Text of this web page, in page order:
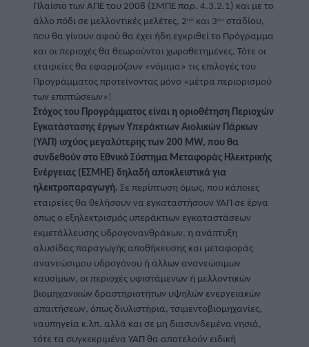
Πλαίσιο των ΑΠΕ του 2008 (ΣΜΠΕ παρ. 4.3.2.1) και με το
άλλο πόδι σε μελλοντικές μελέτες, 2ου και 3ου σταδίου,
που θα γίνουν αφού θα έχει ήδη εγκριθεί το Πρόγραμμα
και οι περιοχές θα θεωρούνται χωροθετημένες. Τότε οι
εταιρείες θα εφαρμόζουν «νόμιμα» τις επιλογές του
Προγράμματος προτείνοντας μόνο «μέτρα περιορισμού
των επιπτώσεων»!
Στόχος του Προγράμματος είναι η οριοθέτηση Περιοχών
Εγκατάστασης έργων Υπεράκτιων Αιολικών Πάρκων
(ΥΑΠ) ισχύος μεγαλύτερης των 200 MW, που θα
συνδεθούν στο Εθνικό Σύστημα Μεταφοράς Ηλεκτρικής
Ενέργειας (ΕΣΜΗΕ) δηλαδή αποκλειστικά για
ηλεκτροπαραγωγή. Σε περίπτωση όμως, που κάποιες
εταιρείες θα θελήσουν να εγκαταστήσουν ΥΑΠ σε έργα
όπως ο εξηλεκτρισμός υπεράκτιων εγκαταστάσεων
εκμετάλλευσης υδρογονανθράκων, η ανάπτυξη
αλυσίδας παραγωγής αποθήκευσης και μεταφοράς
ανανεώσιμου υδρογόνου ή άλλων ανανεώσιμων
καυσίμων, οι περιοχές υφιστάμενων ή μελλοντικών
βιομηχανικών δραστηριοτήτων υψηλών ενεργειακών
απαιτήσεων, όπως διυλιστήρια, τσιμεντοβιομηχανίες,
ναυπηγεία κ.λπ. αλλά και σε μη διασυνδεμένα νησιά,
τότε τα συγκεκριμένα ΥΑΠ θα αποτελούν ειδική